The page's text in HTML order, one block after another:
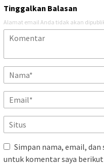
Tinggalkan Balasan
Alamat email Anda tidak akan
Simpan nama, email, dan
untuk komentar saya